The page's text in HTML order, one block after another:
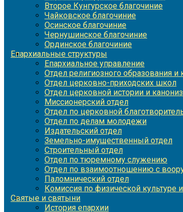
Второе Кунгурское благочиние
Чайковское благочиние
Осинское благочиние
Чернушинское благочиние
Ординское благочиние
Епархиальные структуры
Епархиальное управление
Отдел религиозного образования и
Отдел церковно-приходских школ
Отдел церковной истории и
Миссионерский отдел
Отдел по церковной
Отдел по делам молодежи
Издательский отдел
Земельно-имущественный отдел
Строительный отдел
Отдел по тюремному служению
Отдел по взаимоотношению с
Паломнический отдел
Комиссия по физической культуре
Святые и святыни
История епархии